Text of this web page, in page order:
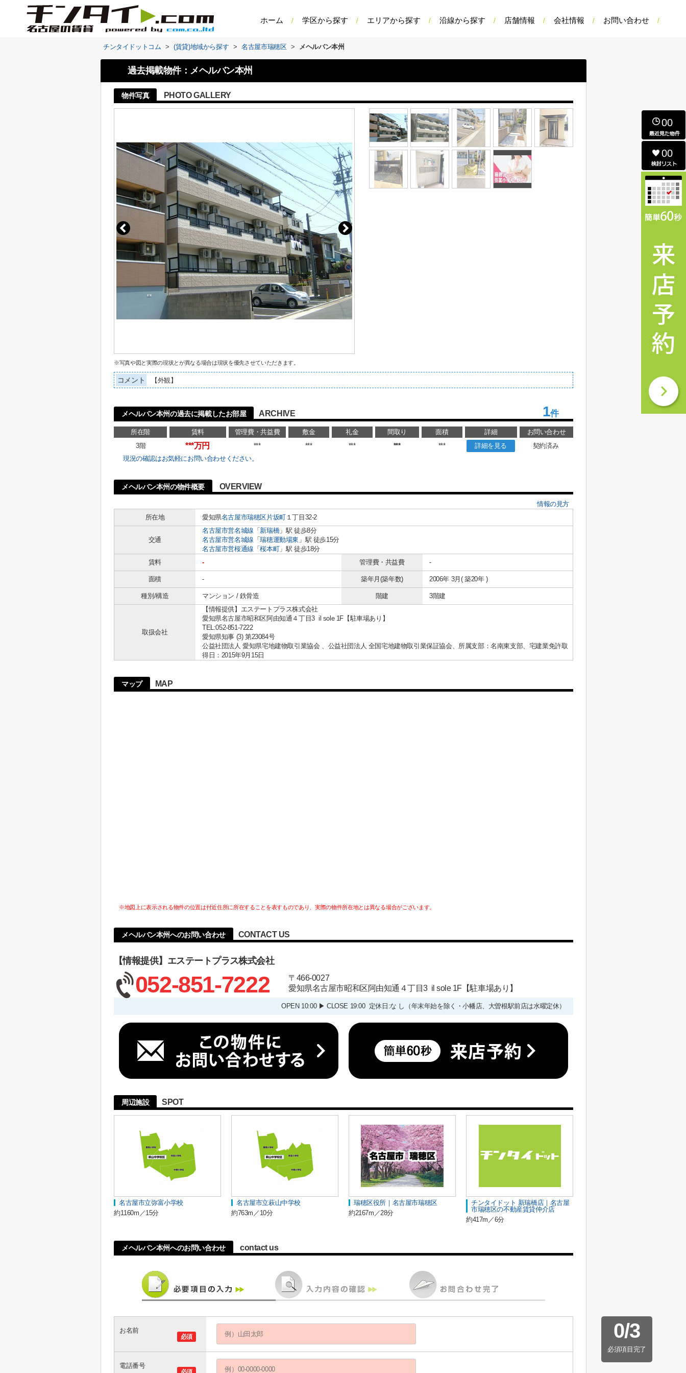
ホーム 学区から探す エリアから探す 沿線から探す 店舗情報 会社情報 お問い合わせ
チンタイドットコム > (賃貸)地域から探す > 名古屋市瑞穂区 > メヘルバン本州
過去掲載物件：メヘルバン本州
物件写真 PHOTO GALLERY
※写真や図と実際の現状とが異なる場合は現状を優先させていただきます。
コメント 【外観】
メヘルバン本州の過去に掲載したお部屋 ARCHIVE 1件
所在階 賃料 管理費・共益費 敷金 礼金 間取り 面積 詳細
お問い合わせ
3階
***万円 *** *** *** *** *** 詳細を見る
契約済み
現況の確認はお気軽にお問い合わせください。
メヘルバン本州の物件概要 OVERVIEW
情報の見方
所在地
愛知県名古屋市瑞穂区片坂町１丁目32-2
交通
名古屋市営名城線 「 新瑞橋」駅 徒歩8分
名古屋市営名城線 「瑞穂運動場東 」駅 徒歩15分
名古屋市営桜通線 「桜本町」駅 徒歩18分
賃料
- 管理費・共益費 -
面積 - 築年月(築年数) 2006年 3月( 築20年 )
種別/構造 マンション / 鉄骨造 階建 3階建
取扱会社
【情報提供】エステートプラス株式会社
愛知県名古屋市昭和区阿由知通４丁目3 il sole 1F【駐車場あり】
TEL:052-851-7222
愛知県知事 (3) 第23084号
公益社団法人 愛知県宅地建物取引業協会 、公益社団法人 全国宅地建物取引業保証協会、所属支部：名南東支部、宅建業免許取
得日：2015年9月15日
マップ MAP
※地図上に表示される物件の位置は付近住所に所在することを表すものであり、実際の物件所在地とは異なる場合がございます。
メヘルバン本州へのお問い合わせ CONTACT US
【情報提供】エステートプラス株式会社
052-851-7222
〒466-0027
愛知県名古屋市昭和区阿由知通４丁目3 il sole 1F【駐車場あり】
OPEN 10:00 ▶ CLOSE 19:00 定休日:な し（年末年始を除く・小幡店、大曽根駅前店は水曜定休）
周辺施設 SPOT
名古屋市立弥富小学校
約1160m／15分
名古屋市立萩山中学校
約763m／10分
瑞穂区役所｜名古屋市瑞穂区
約2167m／28分
チンタイドット 新瑞橋店｜名古屋
市瑞穂区の不動産賃貸仲介店
約417m／6分
メヘルバン本州へのお問い合わせ contact us
0/3
必須項目完了
必須
お名前
電話番号
00
00